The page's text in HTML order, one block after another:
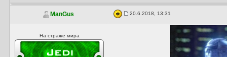
ManGus 20.6.2018, 13:31
На страже мира